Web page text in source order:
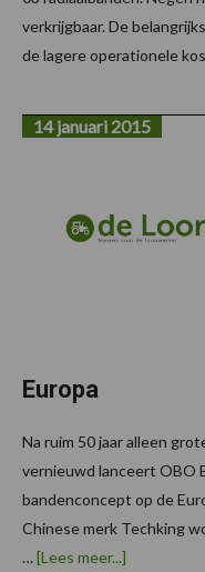
verkrijgbaar. De
de lagere operationele
Europa
14 januari 2015
Na ruim 50 jaar alleen
vernieuwd lanceert OBO
bandenconcept op de
Chinese merk Techking
…[Lees meer...]